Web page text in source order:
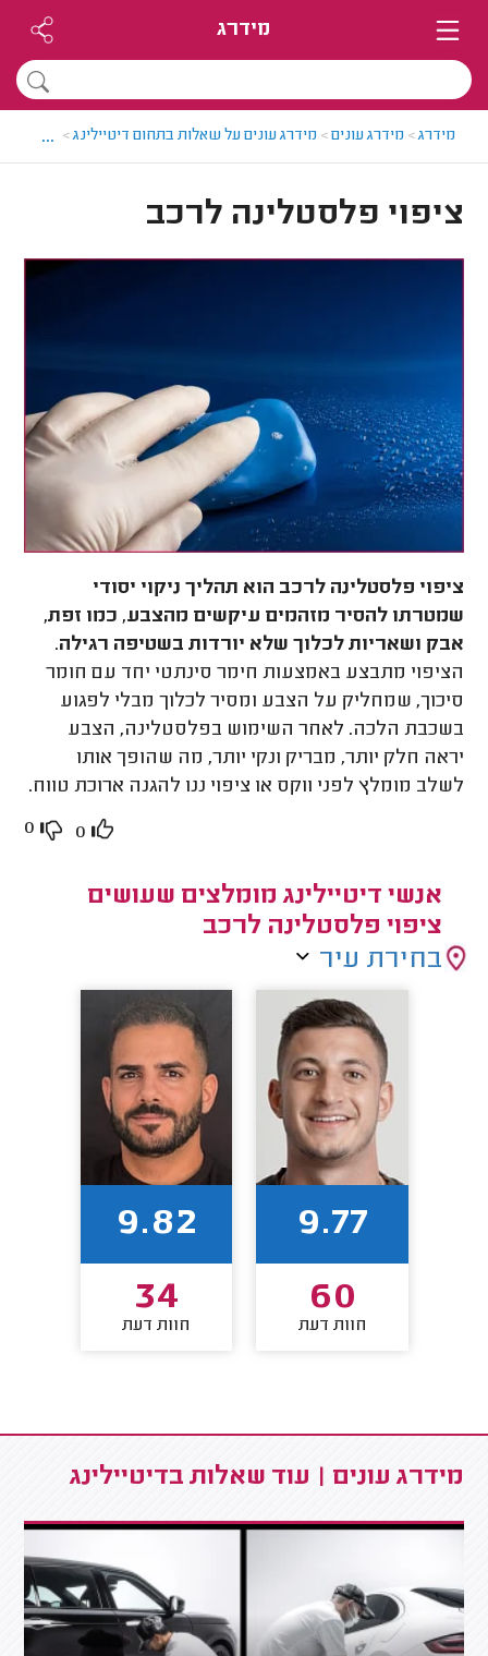
מידרג
מידרג> מידרג עונים> מידרג עונים על שאלות בתחום דיטיילינג> ציפוי
...
ציפוי פלסטלינה לרכב
ציפוי פלסטלינה לרכב הוא תהליך ניקוי יסודי
שמטרתו להסיר מזהמים עיקשים מהצבע, כמו זפת,
אבק ושאריות לכלוך שלא יורדות בשטיפה רגילה.
הציפוי מתבצע באמצעות חימר סינתטי יחד עם חומר
סיכוך, שמחליק על הצבע ומסיר לכלוך מבלי לפגוע
בשכבת הלכה. לאחר השימוש בפלסטלינה, הצבע
יראה חלק יותר, מבריק ונקי יותר, מה שהופך אותו
לשלב מומלץ לפני ווקס או ציפוי ננו להגנה ארוכת טווח.
0
0
אנשי דיטיילינג מומלצים שעושים
ציפוי פלסטלינה לרכב
בחירת עיר
9.77
60
חוות דעת
9.82
34
חוות דעת
מידרג עונים | עוד שאלות בדיטיילינג